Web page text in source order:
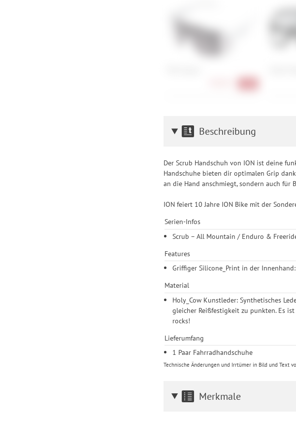
Beschreibung
Der Scrub Handschuh von ION ist deine
Handschuhe bieten dir optimalen Grip
an die Hand anschmiegt, sondern auch für
ION feiert 10 Jahre ION Bike mit der
Serien-Infos
Scrub – All Mountain / Enduro &
Features
Griffiger Silicone_Print in der
Material
Holy_Cow Kunstleder: Synthetisches
gleicher Reißfestigkeit zu punkten. Es
rocks!
Lieferumfang
1 Paar Fahrradhandschuhe
Technische Änderungen und Irrtümer in Bild und Text
Merkmale